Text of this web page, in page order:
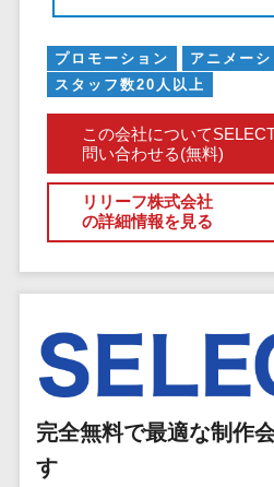
設備監視シス
ID管理システ
システム連携
クラウド接続
情シスアウト
セキュリティ
標的型攻撃メ
ペネトレー
LP作成
広告運
Webア
SNS管理
ル
ィングツ
プロモーション アニメーシ
スタッフ数20人以上
この会社について
問い合わせる(無料)
リリーフ株式会社
の詳細情報を見る
完全無料で最適な制作
す